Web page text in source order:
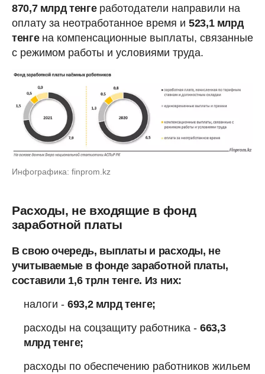
870,7 млрд тенгеработодатели направили на
оплату за неотработанное время и 523,1 млрд
тенге на компенсационные выплаты, связанные
с режимом работы и условиями труда.
Инфографика: finprom.kz
Расходы, не входящие в фонд
заработной платы
В свою очередь, выплаты и расходы, не
учитываемые в фонде заработной платы,
составили 1,6 трлн тенге. Из них:
налоги - 693,2 млрд тенге;
расходы на соцзащиту работника - 663,3
млрд тенге;
расходы по обеспечению работников жильем